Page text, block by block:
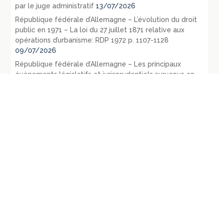
par le juge administratif 13/07/2026
République fédérale d’Allemagne – L’évolution du droit
public en 1971 – La loi du 27 juillet 1871 relative aux
opérations d’urbanisme: RDP 1972 p. 1107-1128
09/07/2026
République fédérale d’Allemagne – Les principaux
évènements législatifs et jurisprudentiels survenus en